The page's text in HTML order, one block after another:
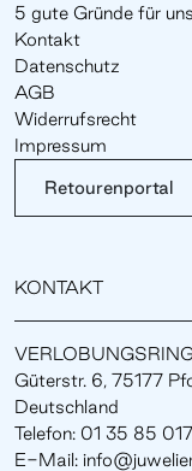
5 gute Gründe für uns
Kontakt
Datenschutz
AGB
Widerrufsrecht
Impressum
Retourenportal
KONTAKT
Güterstr. 6, 75177
Deutschland
Telefon: 01 35 85 017
E-Mail: